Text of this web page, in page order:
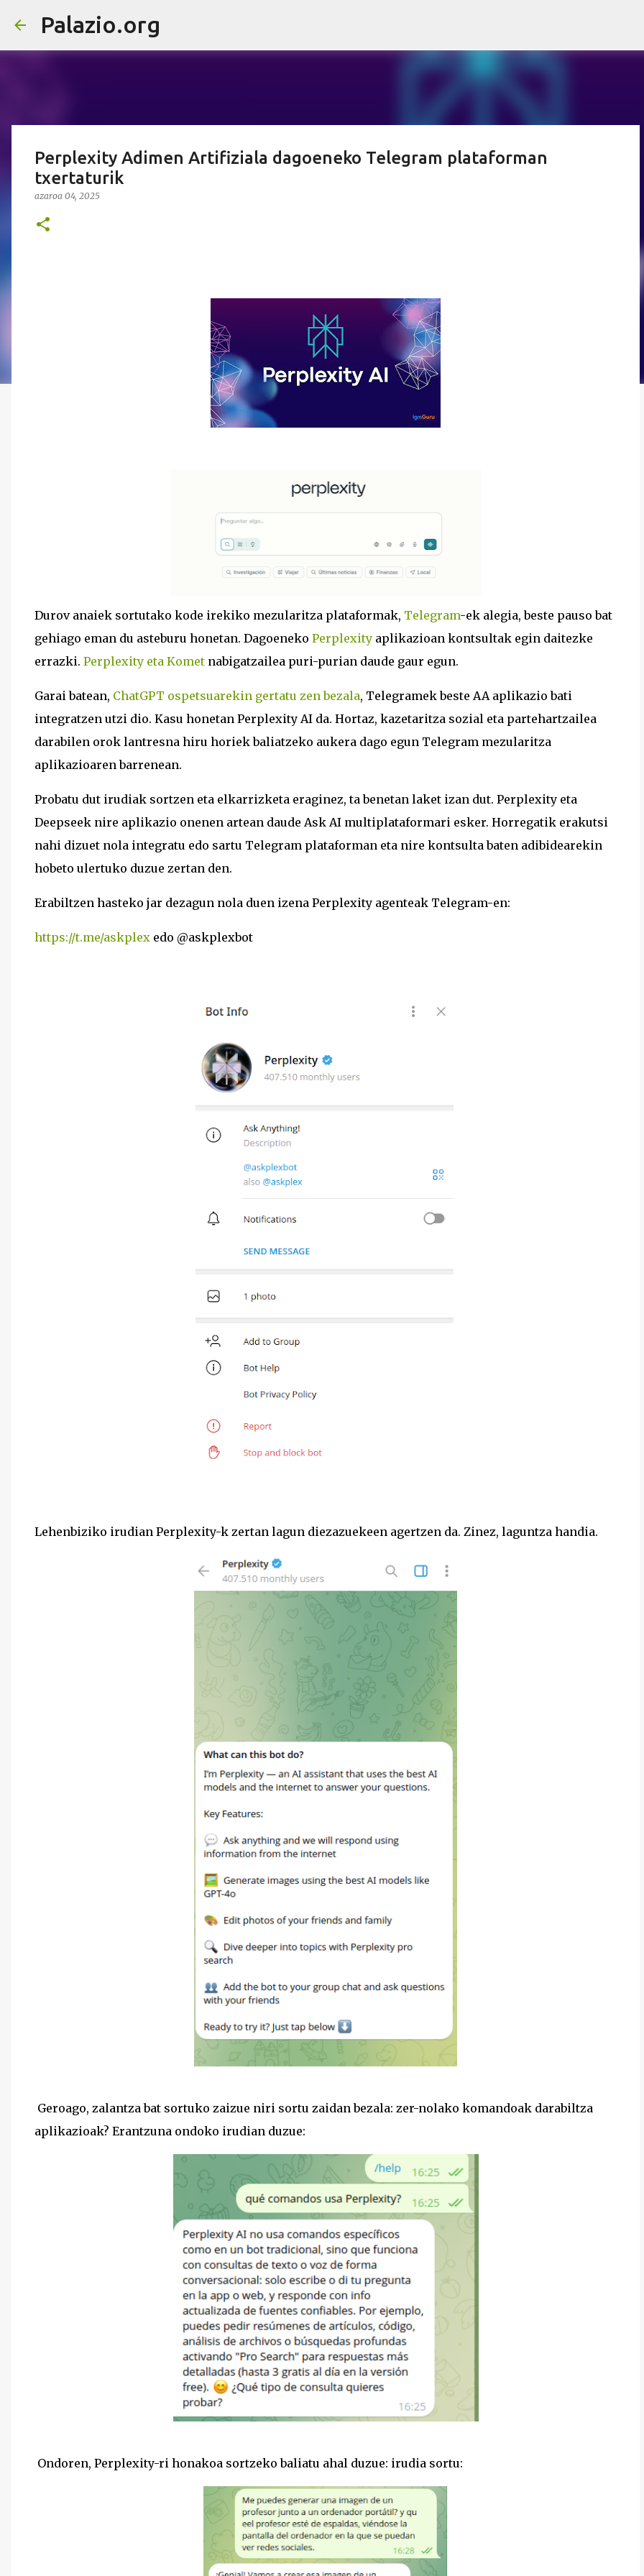
Palazio.org
Perplexity Adimen Artifiziala dagoeneko Telegram plataforman
txertaturik
azaroa 04, 2025
Durov anaiek sortutako kode irekiko mezularitza plataformak, Telegram-ek alegia, beste pauso bat
gehiago eman du asteburu honetan. Dagoeneko Perplexity aplikazioan kontsultak egin daitezke
errazki. Perplexity eta Komet nabigatzailea puri-purian daude gaur egun.
Garai batean, ChatGPT ospetsuarekin gertatu zen bezala, Telegramek beste AA aplikazio bati
integratzen utzi dio. Kasu honetan Perplexity AI da. Hortaz, kazetaritza sozial eta partehartzailea
darabilen orok lantresna hiru horiek baliatzeko aukera dago egun Telegram mezularitza
aplikazioaren barrenean.
Probatu dut irudiak sortzen eta elkarrizketa eraginez, ta benetan laket izan dut. Perplexity eta
Deepseek nire aplikazio onenen artean daude Ask AI multiplataformari esker. Horregatik erakutsi
nahi dizuet nola integratu edo sartu Telegram plataforman eta nire kontsulta baten adibidearekin
hobeto ulertuko duzue zertan den.
Erabiltzen hasteko jar dezagun nola duen izena Perplexity agenteak Telegram-en:
https://t.me/askplex edo @askplexbot
Lehenbiziko irudian Perplexity-k zertan lagun diezazuekeen agertzen da. Zinez, laguntza handia.
Geroago, zalantza bat sortuko zaizue niri sortu zaidan bezala: zer-nolako komandoak darabiltza
aplikazioak? Erantzuna ondoko irudian duzue:
Ondoren, Perplexity-ri honakoa sortzeko baliatu ahal duzue: irudia sortu: